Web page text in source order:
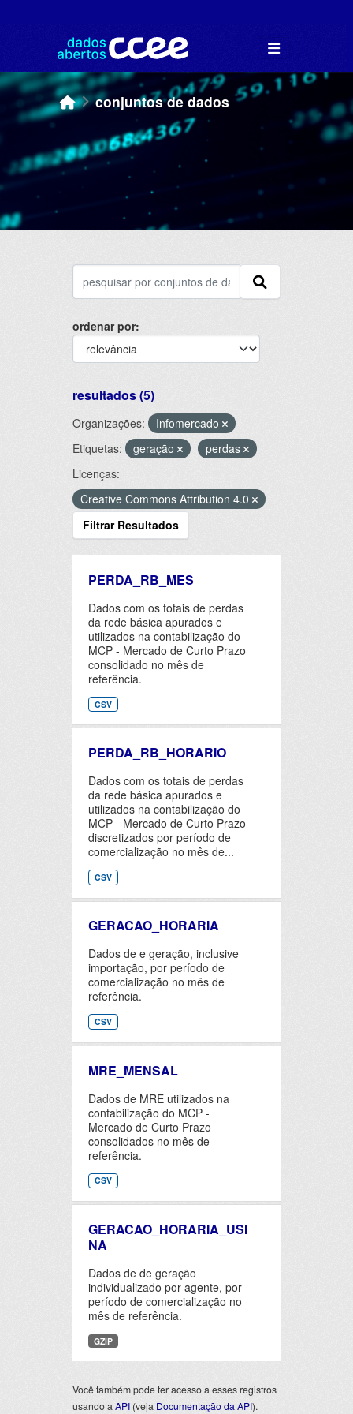
conjuntos de dados
ordenar por
resultados (5)
Organizações:
Infomercado
Etiquetas:
geração
perdas
Licenças:
Creative Commons Attribution 4.0
Filtrar Resultados
PERDA_RB_MES
Dados com os totais de perdas
da rede básica apurados e
utilizados na contabilização do
MCP - Mercado de Curto Prazo
consolidado no mês de
referência.
CSV
PERDA_RB_HORARIO
Dados com os totais de perdas
da rede básica apurados e
utilizados na contabilização do
MCP - Mercado de Curto Prazo
discretizados por período de
comercialização no mês de...
CSV
GERACAO_HORARIA
Dados de e geração, inclusive
importação, por período de
comercialização no mês de
referência.
CSV
MRE_MENSAL
Dados de MRE utilizados na
contabilização do MCP -
Mercado de Curto Prazo
consolidados no mês de
referência.
CSV
GERACAO_HORARIA_USI
NA
Dados de de geração
individualizado por agente, por
período de comercialização no
mês de referência.
GZIP
Você também pode ter acesso a esses registros
usando a API (veja Documentação da API).